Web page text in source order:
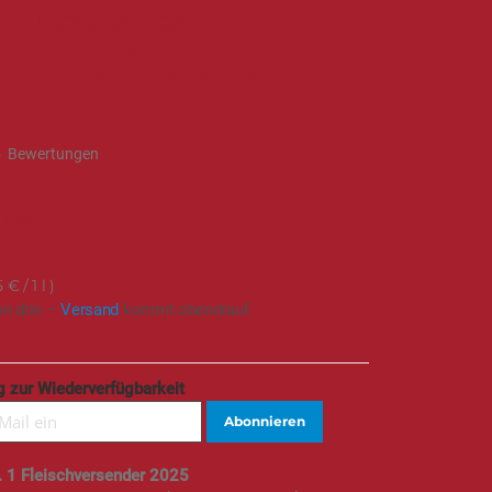
Bewertungen
€/ 1 l
drin –Versand kommt obendrauf.
zur Wiederverfügbarkeit
Abonnieren
1 Fleischversender 2025